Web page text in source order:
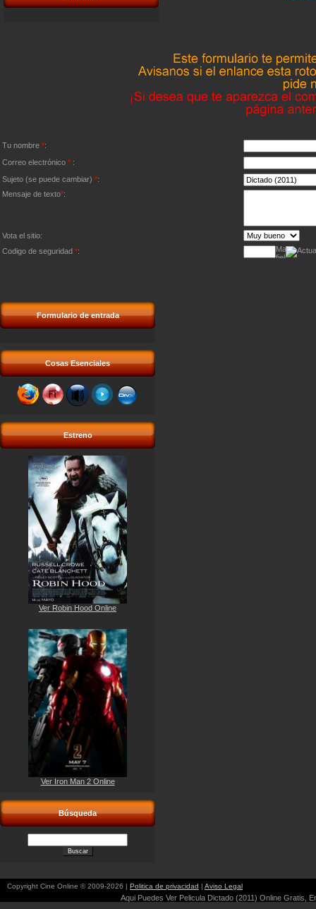
Tu nombre *:
Correo electrónico * :
Sujeto (se puede cambiar) *:
Mensaje de texto*:
Vota el sitio:
Codigo de seguridad *:
Formulario de entrada
Cosas Esenciales
Estreno
Ver Robin Hood Online
Ver Iron Man 2 Online
Búsqueda
Copyright Cine Online © 2009-2026 | Politica de privacidad | Aviso Legal
Aqui Puedes Ver Pelicula Dictado (2011) Online Gratis,